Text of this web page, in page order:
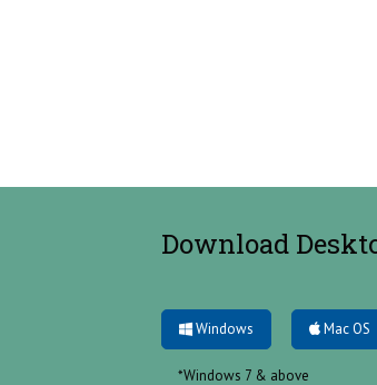
Download
Windows Mac OS
*Windows 7 & above